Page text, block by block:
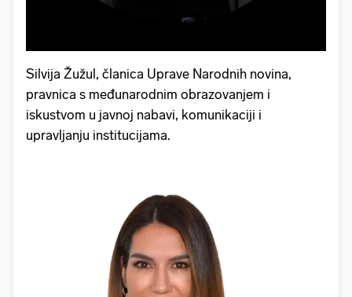
Silvija Žužul, članica Uprave Narodnih novina,
pravnica s međunarodnim obrazovanjem i
iskustvom u javnoj nabavi, komunikaciji i
upravljanju institucijama.